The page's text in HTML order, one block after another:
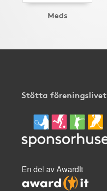
Meds
Stötta föreningslivet
En del av AwardIt